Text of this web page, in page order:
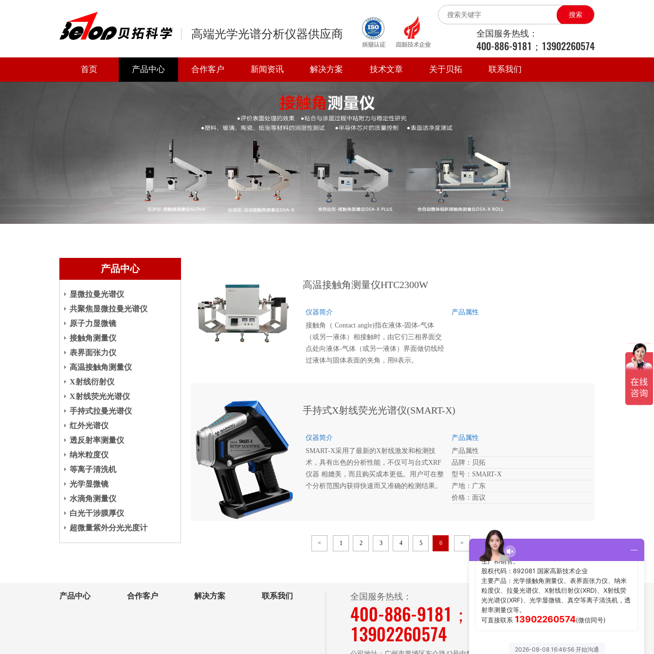
高端光学光谱分析仪器供应商
搜索
全国服务热线：
400-886-9181；13902260574
首页 产品中心 合作客户 新闻资讯 解决方案 技术文章 关于贝拓 联系我们
产品中心
显微拉曼光谱仪
共聚焦显微拉曼光谱仪
原子力显微镜
接触角测量仪
表界面张力仪
高温接触角测量仪
X射线衍射仪
X射线荧光光谱仪
手持式拉曼光谱仪
红外光谱仪
透反射率测量仪
纳米粒度仪
等离子清洗机
光学显微镜
水滴角测量仪
白光干涉膜厚仪
超微量紫外分光光度计
高温接触角测量仪HTC2300W
仪器简介
接触角（ Contact angle)指在液体-固体-气体
（或另一液体）相接触时，由它们三相界面交
点处向液体-气体（或另一液体）界面做切线经
过液体与固体表面的夹角，用θ表示。
况。
产品属性
手持式X射线荧光光谱仪(SMART-X)
仪器简介
SMART-X采用了最新的X射线激发和检测技
术，具有出色的分析性能，不仅可与台式XRF
仪器 相媲美，而且购买成本更低。用户可在整
个分析范围内获得快速而又准确的检测结果。
产品属性
产品属性
品牌：贝拓
型号：SMART-X
产地：广东
价格：面议
< 1 2 3 4 5 6 >
产品中心 合作客户 解决方案 联系我们 全国服务热线：
400-886-9181；
13902260574